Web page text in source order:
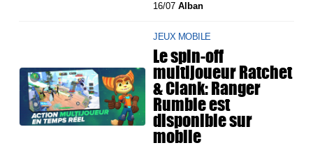
16/07Alban
JEUX MOBILE
Le spin-off
multijoueur Ratchet
& Clank: Ranger
Rumble est
disponible sur
mobile